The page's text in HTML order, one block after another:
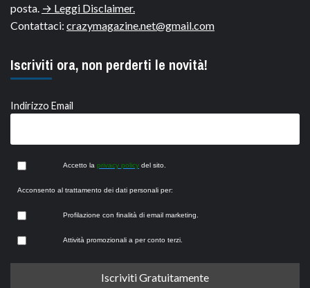
posta. → Leggi Disclaimer.
Contattaci: crazymagazine.net@gmail.com
Iscriviti ora, non perderti le novità!
Indirizzo Email
Accetto la privacy policy del sito.
Acconsento al trattamento dei dati personali per:
Profilazione con finalità di email marketing.
Attività promozionali a per conto terzi.